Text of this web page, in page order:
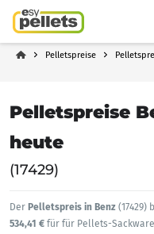
Pelletspreise
Pelletspreise
heute
(17429)
Der Pelletspreis in Benz (17429)
534,41 € für für Pellets-